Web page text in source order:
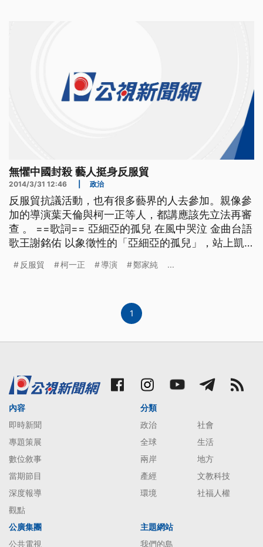
無懼中國封殺 藝人挺身反服貿
2014/3/31 12:46 政治
反服貿抗議活動，也有很多藝界的人去參加。親像參
加的導演葉天倫與柯一正等人，都講應該先立法再審
查 。 ==歌詞== 亞細亞的孤兒 在風中哭泣 金曲台語
歌王謝銘佑 以象徵性的「亞細亞的孤兒」，站上凱
大聲唱出心聲！ 同樣也是歌手，閃靈樂團主唱
反服貿 柯一正 導演 鄭家純 ...
1
內容
即時新聞
專題策展
數位敘事
當期節目
深度報導
觀點
分類
政治
社會
全球
生活
兩岸
地方
產經
文教科技
環境
社福人權
公廣集團
公共電視
主題網站
我們的島